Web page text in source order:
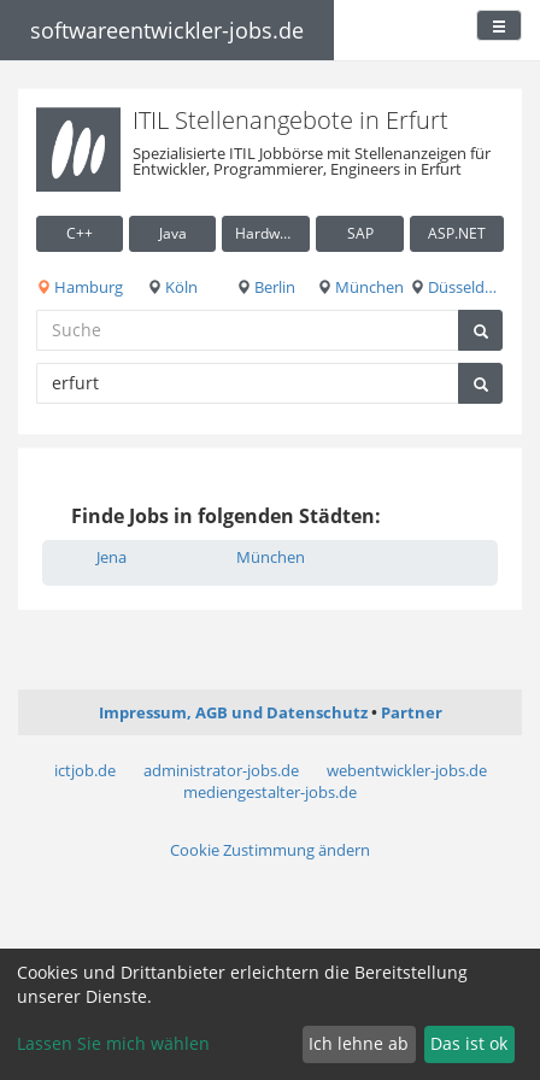
softwareentwickler-jobs.de
ITIL Stellenangebote in Erfurt
Spezialisierte ITIL Jobbörse mit Stellenanzeigen für
Entwickler, Programmierer, Engineers in Erfurt
C++ Java Hardware / Embedded SAP ASP.NET
Hamburg Köln Berlin München Düsseldorf
Finde Jobs in folgenden Städten:
Jena München
Impressum, AGB und Datenschutz Partner
ictjob.de administrator-jobs.de
webentwickler-jobs.de
mediengestalter-jobs.de
Cookie Zustimmung ändern
Cookies und Drittanbieter erleichtern die Bereitstellung
unserer Dienste.
Lassen Sie mich wählen Ich lehne ab Das ist ok